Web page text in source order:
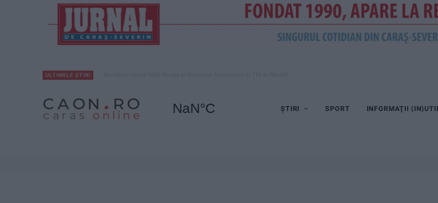
ULTIMELE ȘTIRI
ȘTIRI SPORT INFORMAŢII